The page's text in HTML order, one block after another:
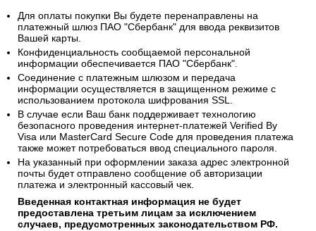
Для оплаты покупки Вы будете перенаправлены на
платежный шлюз ПАО "Сбербанк" для ввода реквизитов
Вашей карты.
Конфиденциальность сообщаемой персональной
информации обеспечивается ПАО "Сбербанк".
Соединение с платежным шлюзом и передача
информации осуществляется в защищенном режиме с
использованием протокола шифрования SSL.
В случае если Ваш банк поддерживает технологию
безопасного проведения интернет-платежей Verified By
Visa или MasterCard Secure Code для проведения платежа
также может потребоваться ввод специального пароля.
На указанный при оформлении заказа адрес электронной
почты будет отправлено сообщение об авторизации
платежа и электронный кассовый чек.
Введенная контактная информация не будет
предоставлена третьим лицам за исключением
случаев, предусмотренных законодательством РФ.